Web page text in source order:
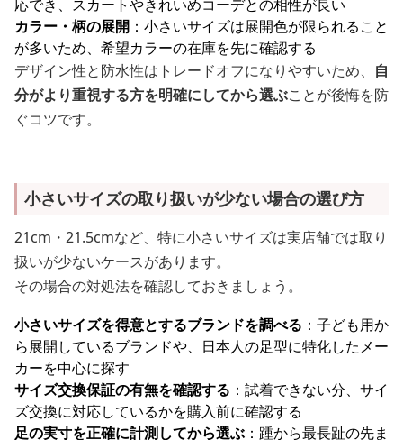
応でき、スカートやきれいめコーデとの相性が良い
カラー・柄の展開 ：小さいサイズは展開色が限られること
が多いため、希望カラーの在庫を先に確認する
デザイン性と防水性はトレードオフになりやすいため、 自
分がより重視する方を明確にしてから選ぶことが後悔を防
ぐコツです。
小さいサイズの取り扱いが少ない場合の選び方
21cm・21.5cmなど、特に小さいサイズは実店舗では取り
扱いが少ないケースがあります。
その場合の対処法を確認しておきましょう。
小さいサイズを得意とするブランドを調べる ：子ども用か
ら展開しているブランドや、日本人の足型に特化したメー
カーを中心に探す
サイズ交換保証の有無を確認する ：試着できない分、サイ
ズ交換に対応しているかを購入前に確認する
足の実寸を正確に計測してから選ぶ ：踵から最長趾の先ま